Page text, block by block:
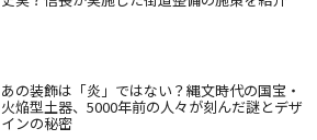
あの装飾は「炎」ではない？縄文時代の国宝・
火焔型土器、5000年前の人々が刻んだ謎とデザ
インの秘密